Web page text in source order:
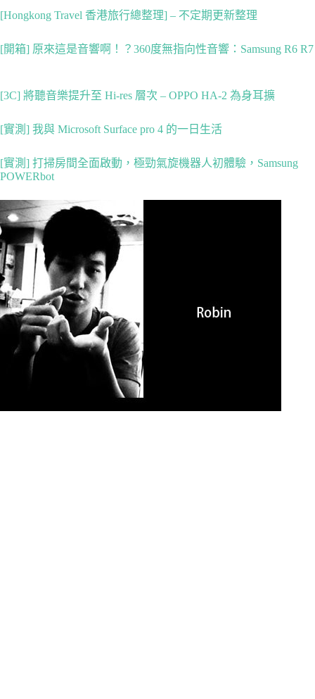
[Hongkong Travel 香港旅行總整理] – 不定期更新整理
[開箱] 原來這是音響啊！？360度無指向性音響：Samsung R6 R7
[3C] 將聽音樂提升至 Hi-res 層次 – OPPO HA-2 為身耳擴
[實測] 我與 Microsoft Surface pro 4 的一日生活
[實測] 打掃房間全面啟動，極勁氣旋機器人初體驗，Samsung
POWERbot